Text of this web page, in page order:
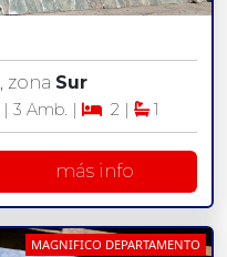
, zona Sur
| 3 Amb. | 2 | 1
más info
MAGNIFICO DEPARTAMENTO